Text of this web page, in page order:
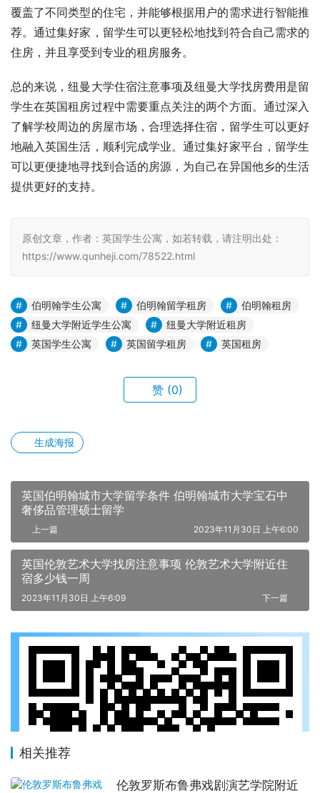
覆盖了不同类型的住宅，并能够根据用户的需求进行智能推
荐。通过集好家，留学生可以更轻松地找到符合自己需求的
住房，并且享受到专业的租房服务。
总的来说，纽曼大学住宿注意事项及纽曼大学找房费用是留
学生在英国租房过程中需要重点关注的两个方面。通过深入
了解学校周边的房屋市场，合理选择住宿，留学生可以更好
地融入英国生活，顺利完成学业。通过集好家平台，留学生
可以更便捷地寻找到合适的房源，为自己在异国他乡的生活
提供更好的支持。
原创文章，作者：英国学生公寓，如若转载，请注明出处：
https://www.qunheji.com/78522.html
伯明翰学生公寓 伯明翰留学租房
伯明翰租房
纽曼大学附近学生公寓
纽曼大学附近租房
英国学生公寓
英国留学租房 英国租房
赞 (0)
生成海报
英国伯明翰城市大学留学条件 伯明翰城市大学宝石中
奢侈品管理硕士留学
上一篇 2023年11月30日 上午6:00
英国伦敦艺术大学找房注意事项 伦敦艺术大学附近住
宿多少钱一周
下一篇
2023年11月30日 上午6:09
相关推荐
伦敦罗斯布鲁弗戏剧演艺学院附近